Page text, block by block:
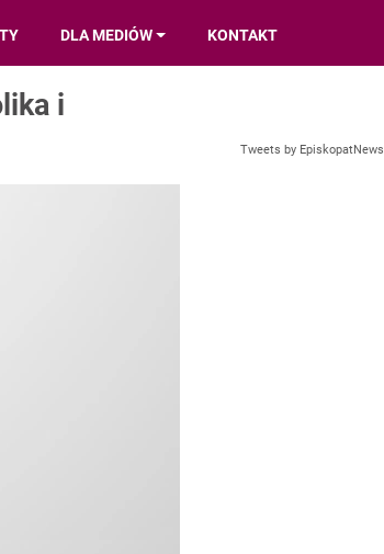
DLA MEDIÓW KONTAKT
i
Tweets by EpiskopatNews